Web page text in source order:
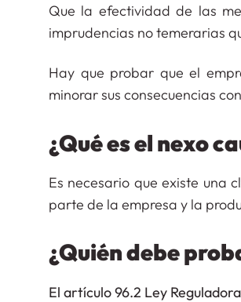
Que la efectividad de las
imprudencias no temerarias
Hay que probar que el
minorar sus consecuencias
¿Qué es el nexo
Es necesario que existe una
parte de la empresa y la
¿Quién debe
El artículo 96.2 Ley